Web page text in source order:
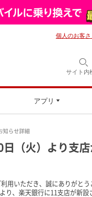
サイト内
アプリ
個人のお客さ
知らせ詳細
（火）より支
用いただき、誠にありがとう
り、楽天銀行に11支店が新設